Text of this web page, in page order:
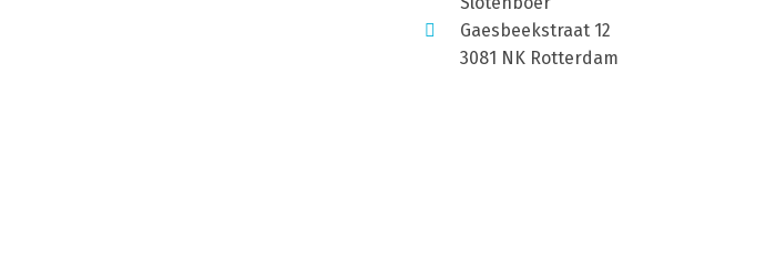
Gaesbeekstraat 12
3081 NK Rotterdam